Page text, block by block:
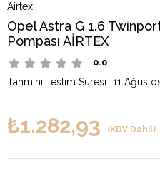
Airtex
Opel Astra G 1.6
Pompası AİRTEX
0.0
Tahmini Teslim Süresi : 11
₺1.282,93 (KDV Dahil)